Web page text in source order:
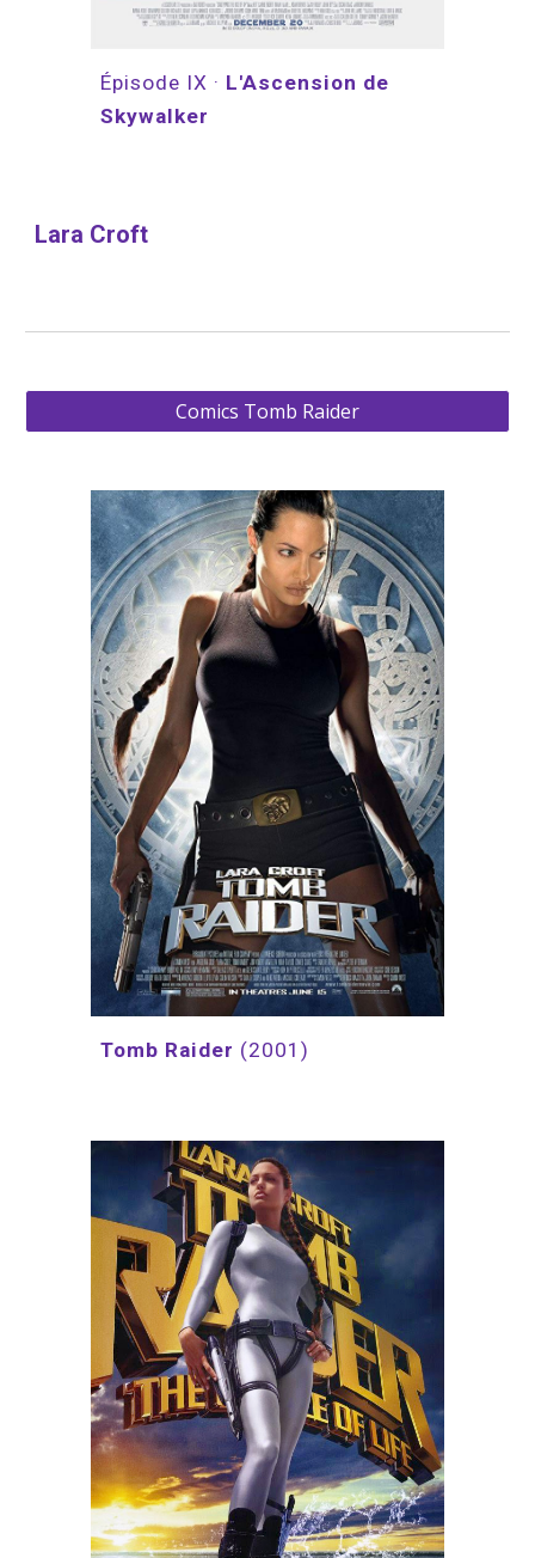
Épisode IX · L'Ascension de
Skywalker
Lara Croft
Comics Tomb Raider
Tomb Raider (2001)